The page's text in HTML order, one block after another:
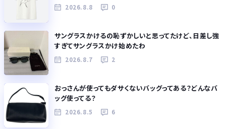
2026.8.8 0
サングラスかけるの恥ずかしいと思ってたけど、日差し強
すぎてサングラスかけ始めたわ
2026.8.7 2
おっさんが使ってもダサくないバッグってある？どんなバ
ッグ使ってる？
2026.8.5 6